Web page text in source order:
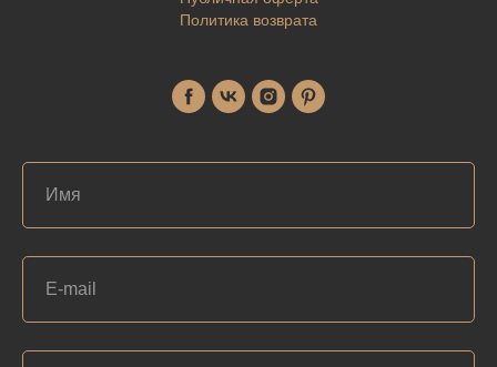
Политика возврата